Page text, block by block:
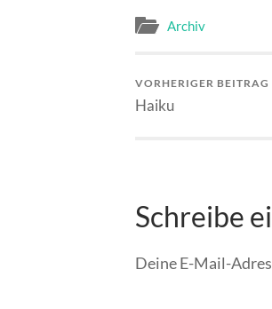
Archiv
VORHERIGER BEITRAG
Haiku
Schreibe
Deine E-Mail-